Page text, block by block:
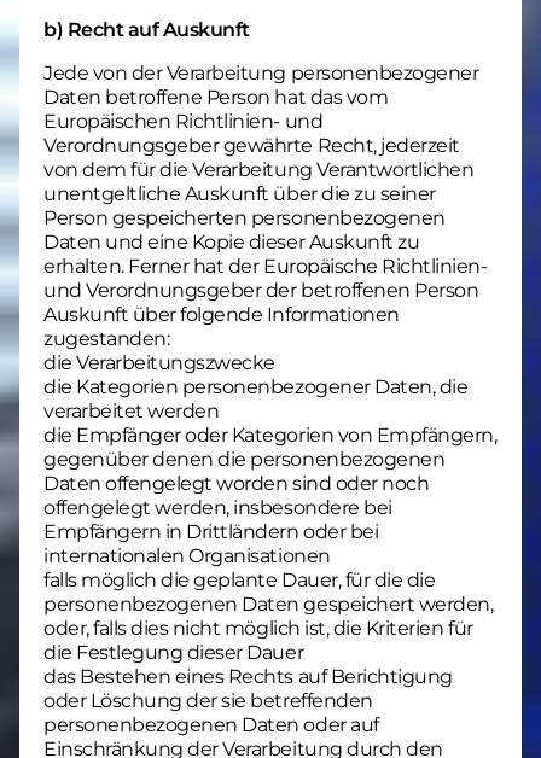
b) Recht auf Auskunft
Jede von der Verarbeitung personenbezogener
Daten betroffene Person hat das vom
Europäischen Richtlinien- und
Verordnungsgeber gewährte Recht, jederzeit
von dem für die Verarbeitung Verantwortlichen
unentgeltliche Auskunft über die zu seiner
Person gespeicherten personenbezogenen
Daten und eine Kopie dieser Auskunft zu
erhalten. Ferner hat der Europäische Richtlinien-
und Verordnungsgeber der betroffenen Person
Auskunft über folgende Informationen
zugestanden:
die Verarbeitungszwecke
die Kategorien personenbezogener Daten, die
verarbeitet werden
die Empfänger oder Kategorien von Empfängern,
gegenüber denen die personenbezogenen
Daten offengelegt worden sind oder noch
offengelegt werden, insbesondere bei
Empfängern in Drittländern oder bei
internationalen Organisationen
falls möglich die geplante Dauer, für die die
personenbezogenen Daten gespeichert werden,
oder, falls dies nicht möglich ist, die Kriterien für
die Festlegung dieser Dauer
das Bestehen eines Rechts auf Berichtigung
oder Löschung der sie betreffenden
personenbezogenen Daten oder auf
Einschränkung der Verarbeitung durch den